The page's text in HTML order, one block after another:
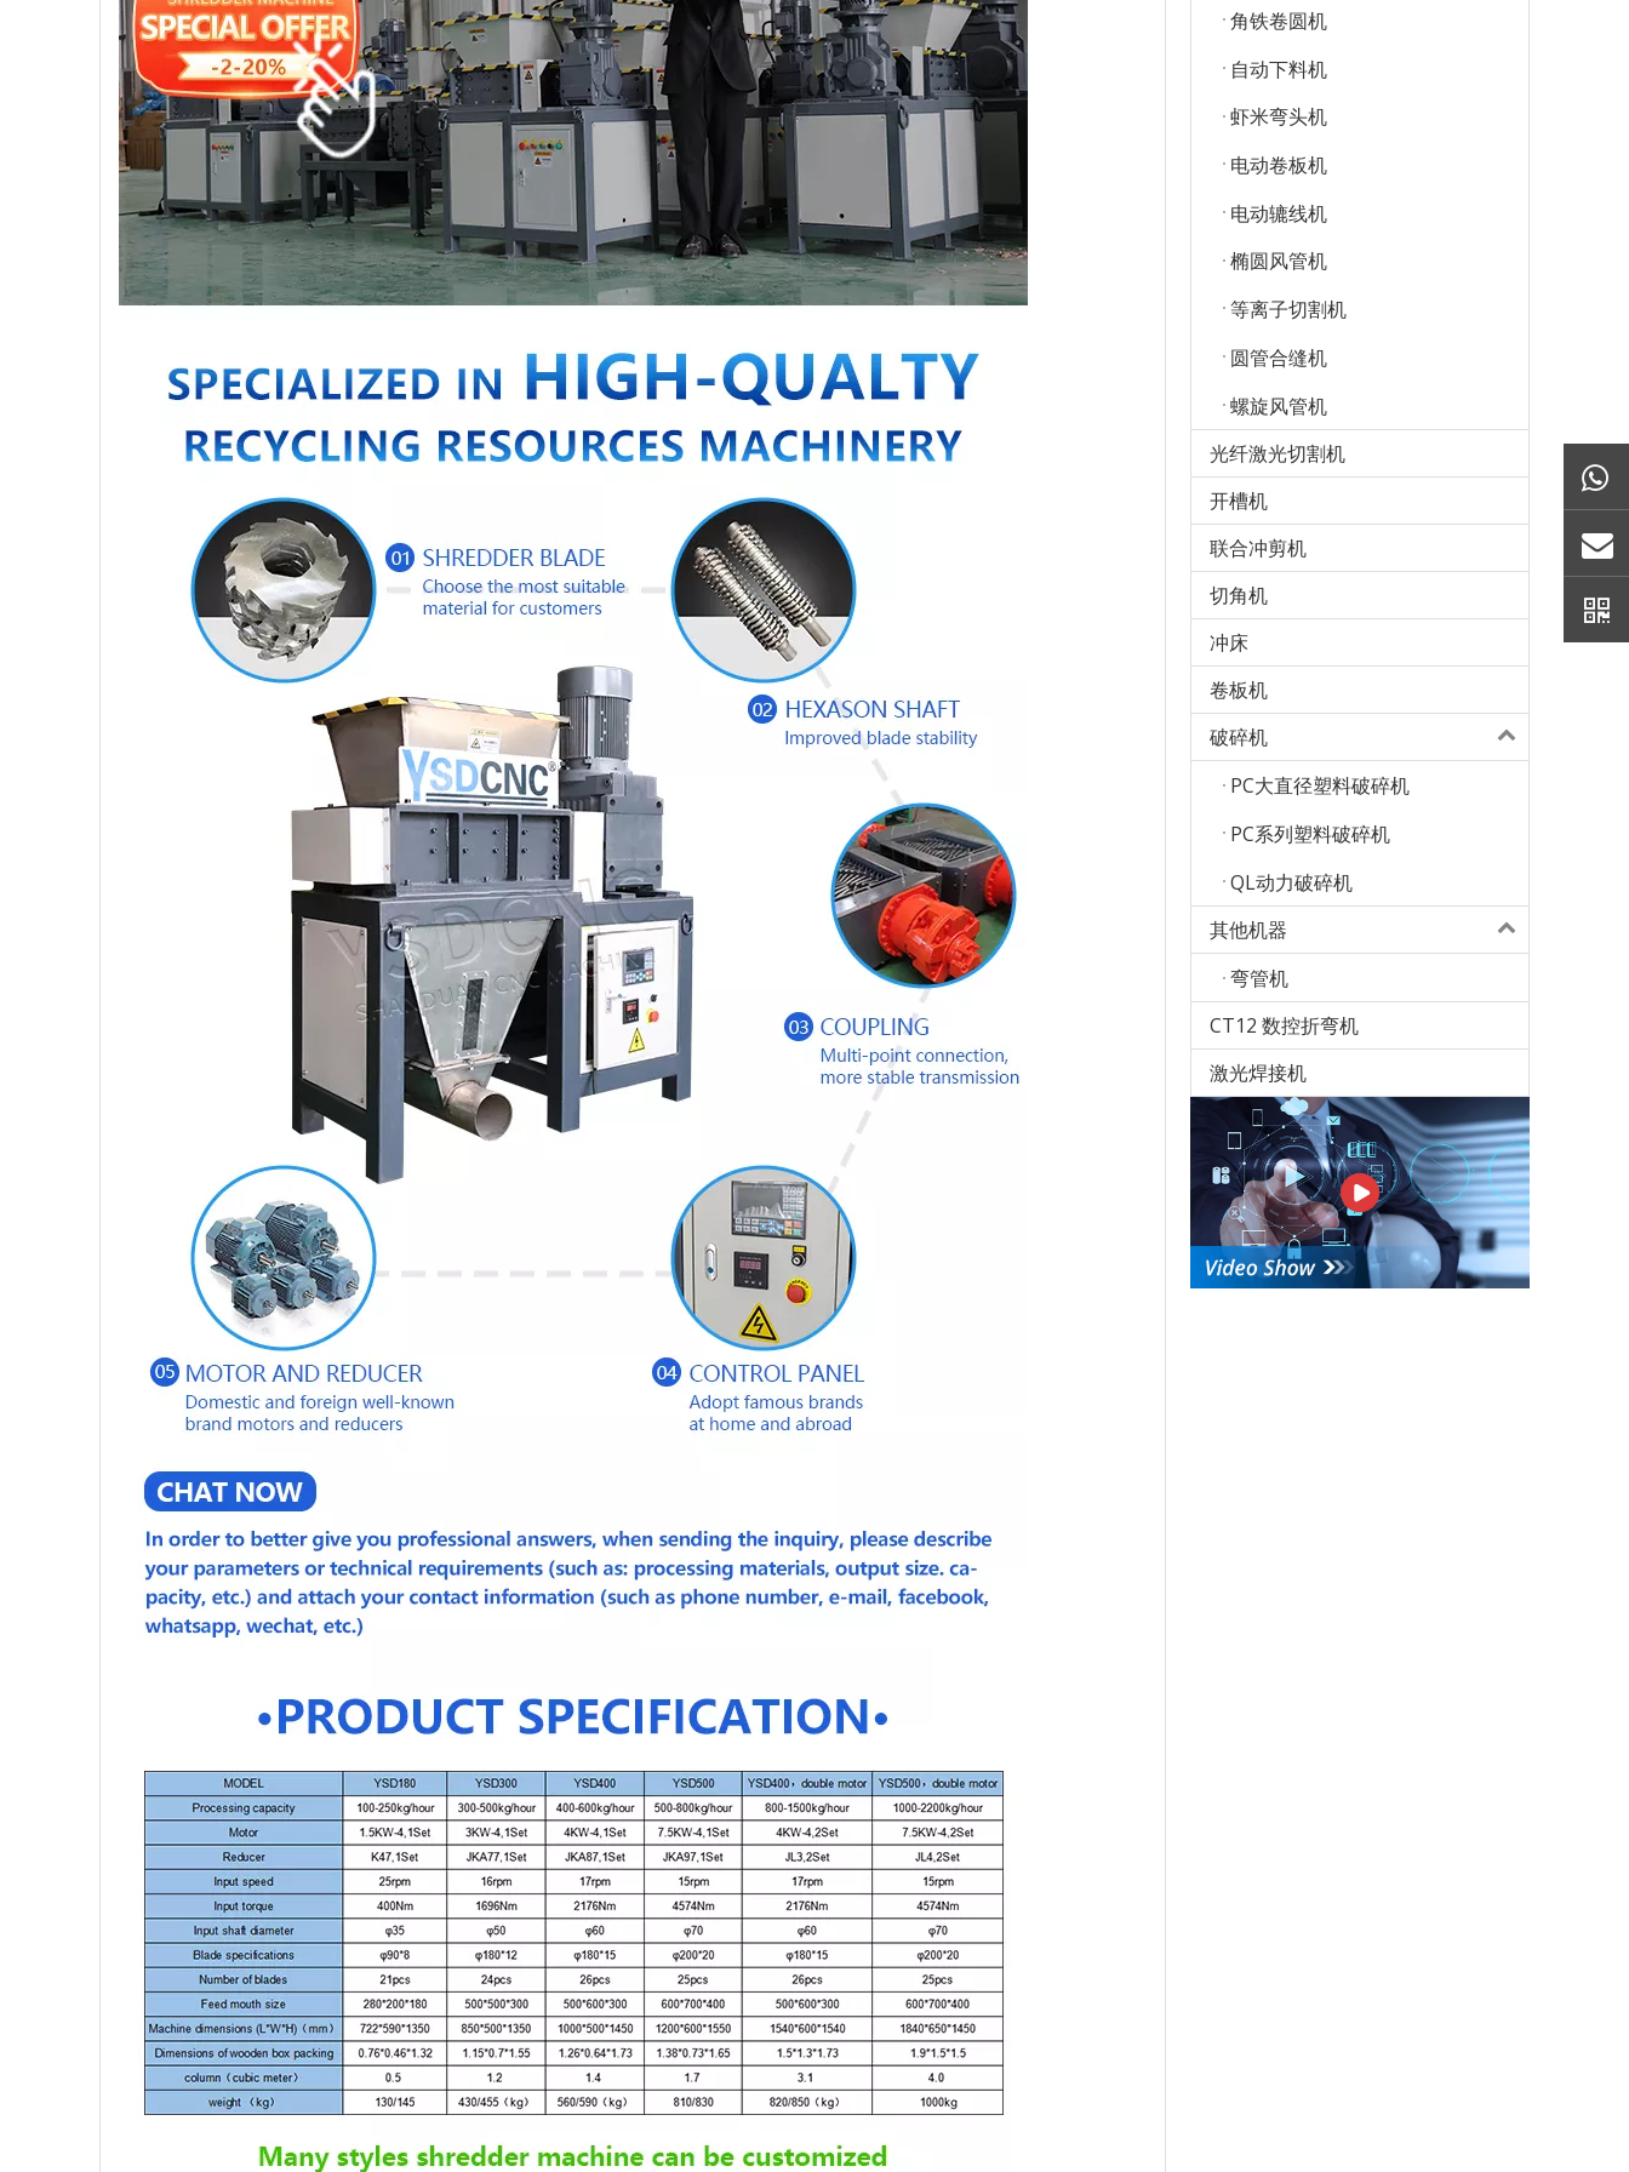
角铁卷圆机
自动下料机
虾米弯头机
电动卷板机
电动辘线机
椭圆风管机
等离子切割机
圆管合缝机
螺旋风管机
光纤激光切割机
开槽机
联合冲剪机
切角机
冲床
卷板机
破碎机
PC大直径塑料破碎机
PC系列塑料破碎机
QL动力破碎机
其他机器
弯管机
CT12 数控折弯机
激光焊接机